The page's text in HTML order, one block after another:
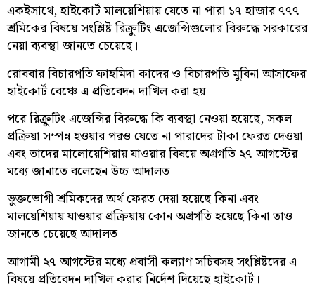
একইসাথে, হাইকোর্ট মালয়েশিয়ায় যেতে না পারা ১৭ হাজার ৭৭৭
শ্রমিকের বিষয়ে সংশ্লিষ্ট রিক্রুটিং এজেন্সিগুলোর বিরুদ্ধে সরকারের
নেয়া ব্যবস্থা জানতে চেয়েছে।
রোববার বিচারপতি ফাহমিদা কাদের ও বিচারপতি মুবিনা আসাফের
হাইকোর্ট বেঞ্চে এ প্রতিবেদন দাখিল করা হয়।
পরে রিক্রুটিং এজেন্সির বিরুদ্ধে কি ব্যবস্থা নেওয়া হয়েছে, সকল
প্রক্রিয়া সম্পন্ন হওয়ার পরও যেতে না পারাদের টাকা ফেরত দেওয়া
এবং তাদের মালোয়েশিয়ায় যাওয়ার বিষয়ে অগ্রগতি ২৭ আগস্টের
মধ্যে জানাতে বলেছেন উচ্চ আদালত।
ভুক্তভোগী শ্রমিকদের অর্থ ফেরত দেয়া হয়েছে কিনা এবং
মালয়েশিয়ায় যাওয়ার প্রক্রিয়ায় কোন অগ্রগতি হয়েছে কিনা তাও
জানতে চেয়েছে আদালত।
আগামী ২৭ আগস্টের মধ্যে প্রবাসী কল্যাণ সচিবসহ সংশ্লিষ্টদের এ
বিষয়ে প্রতিবেদন দাখিল করার নির্দেশ দিয়েছে হাইকোর্ট।